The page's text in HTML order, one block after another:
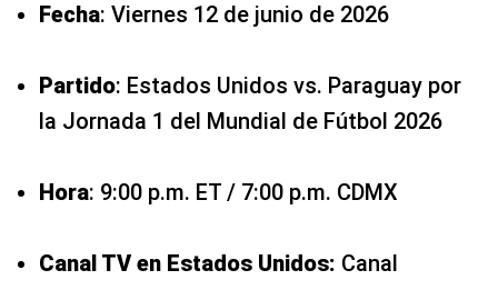
Fecha: Viernes 12 de junio de 2026
Partido: Estados Unidos vs. Paraguay por
la Jornada 1 del Mundial de Fútbol 2026
Hora: 9:00 p.m. ET / 7:00 p.m. CDMX
Canal TV en Estados Unidos: Canal